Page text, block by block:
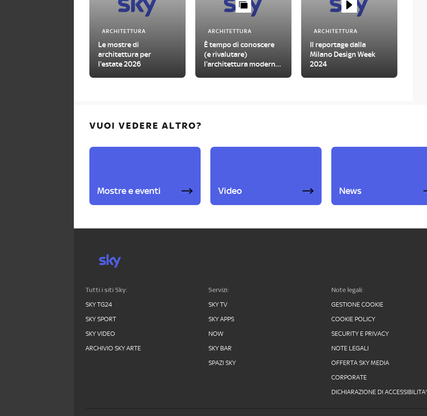
ARCHITETTURA
Le mostre di
architettura per
l'estate 2026
ARCHITETTURA
È tempo di conoscere
(e rivalutare)
l'architettura moderna
ARCHITETTURA
Il reportage dalla
Milano Design Week
2024
VUOI VEDERE ALTRO?
Mostre e eventi Video News
Tutti i siti Sky:
SKY TG24
SKY SPORT
SKY VIDEO
ARCHIVIO SKY ARTE
Servizi:
SKY TV
SKY APPS
NOW
SKY BAR
SPAZI SKY
Note legali:
GESTIONE COOKIE
COOKIE POLICY
SECURITY E PRIVACY
NOTE LEGALI
OFFERTA SKY MEDIA
CORPORATE
DICHIARAZIONE DI ACCESSIBILITA'